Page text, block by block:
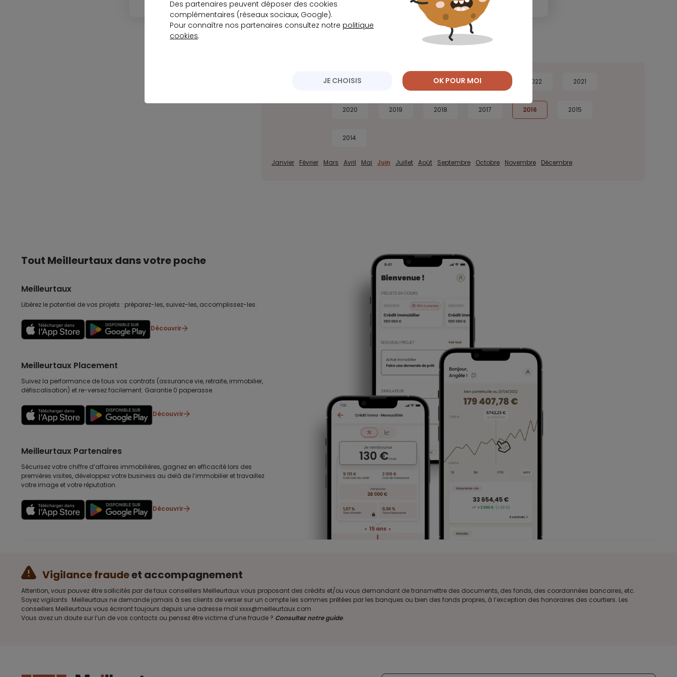
2026 2025 2024 2022 2021
2020 2019 2018 2017 2016 2015
2014
Janvier Février Mars Avril Mai Juin Juillet Août Septembre Octobre Novembre Décembre
Tout Meilleurtaux dans votre poche
Meilleurtaux
Libérez le potentiel de vos projets : préparez-les, suivez-les, accomplissez-les.
Découvrir
Meilleurtaux Placement
Suivez la performance de tous vos contrats (assurance vie, retraite, immobilier,
défiscalisation) et re-versez facilement. Garantie 0 paperasse.
Découvrir
Meilleurtaux Partenaires
Sécurisez votre chiffre d’affaires immobilières, gagnez en efficacité lors des
premières visites, développez votre business au delà de l’immobilier et travaillez
votre image et votre réputation.
Découvrir
Vigilance fraudeet accompagnement
Attention, vous pouvez être sollicités par de faux conseillers Meilleurtaux vous proposant des crédits et/ou vous demandant de transmettre des documents, des fonds, des coordonnées bancaires, etc.
Soyez vigilants · Meilleurtaux ne demande jamais à ses clients de verser sur un compte les sommes prêtées par les banques ou bien des fonds propres, à l’exception des honoraires des courtiers. Les
conseillers Meilleurtaux vous écriront toujours depuis une adresse mail xxxx@meilleurtaux.com
Vous avez un doute sur l’un de vos contacts ou pensez être victime d’une fraude ? Consultez notre guide.
Des partenaires peuvent déposer des cookies
complémentaires (réseaux sociaux, Google).
Pour connaître nos partenaires consultez notre politique
cookies.
JE CHOISIS OK POUR MOI